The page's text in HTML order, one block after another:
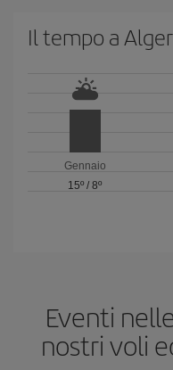
Il tempo a
Gennaio
15º /8º
Eventi
nostri voli